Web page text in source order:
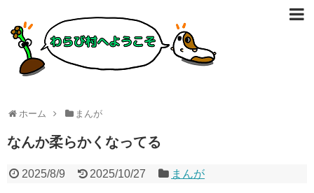
ホーム まんが
なんか柔らかくなってる
2025/8/9 2025/10/27 まんが